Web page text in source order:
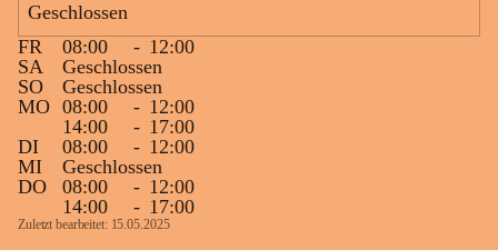
Geschlossen
FR
08:00 - 12:00
SA
Geschlossen
SO
Geschlossen
MO 08:00 - 12:00
14:00
- 17:00
DI
08:00 - 12:00
MI
Geschlossen
DO
08:00 - 12:00
14:00
- 17:00
Zuletzt bearbeitet: 15.05.2025